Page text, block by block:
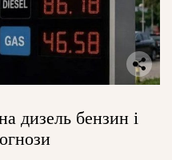
дизель бензин і